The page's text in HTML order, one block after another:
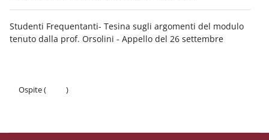
Studenti Frequentanti- Tesina sugli argomenti del modulo
tenuto dalla prof. Orsolini - Appello del 26 settembre
Ospite (
)